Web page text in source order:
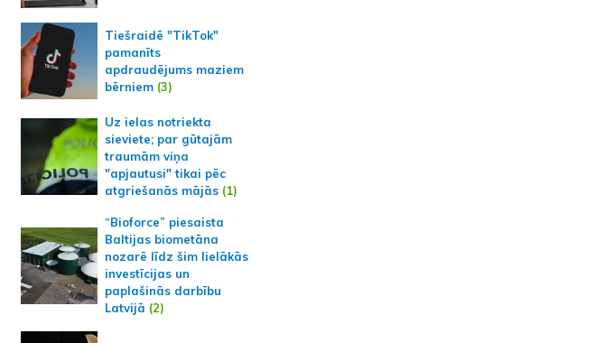
Tiešraidē "TikTok"
pamanīts
apdraudējums maziem
bērniem (3)
Uz ielas notriekta
sieviete; par gūtajām
traumām viņa
"apjautusi" tikai pēc
atgriešanās mājās (1)
“Bioforce” piesaista
Baltijas biometāna
nozarē līdz šim lielākās
investīcijas un
paplašinās darbību
Latvijā (2)